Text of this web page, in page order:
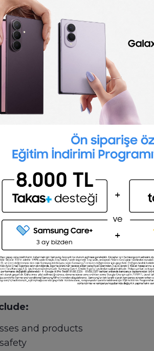
bir alanda derece sahibi olmak.
🇬🇧English
Design Engineer job
template is optimized for
customize for your
Post a job for
product processes and
for new products and
including cost-
data from tests on
and products